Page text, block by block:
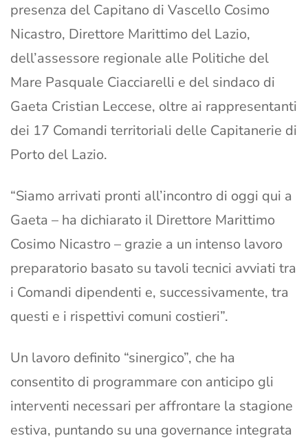
presenza del Capitano di Vascello Cosimo
Nicastro, Direttore Marittimo del Lazio,
dell’assessore regionale alle Politiche del
Mare Pasquale Ciacciarelli e del sindaco di
Gaeta Cristian Leccese, oltre ai rappresentanti
dei 17 Comandi territoriali delle Capitanerie di
Porto del Lazio.
“Siamo arrivati pronti all’incontro di oggi qui a
Gaeta – ha dichiarato il Direttore Marittimo
Cosimo Nicastro – grazie a un intenso lavoro
preparatorio basato su tavoli tecnici avviati tra
i Comandi dipendenti e, successivamente, tra
questi e i rispettivi comuni costieri”.
Un lavoro definito “sinergico”, che ha
consentito di programmare con anticipo gli
interventi necessari per affrontare la stagione
estiva, puntando su una governance integrata